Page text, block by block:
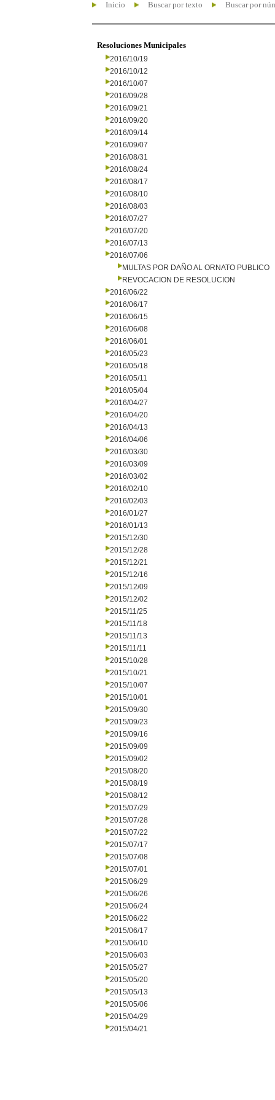
Inicio Buscar por texto Buscar por
Resoluciones Municipales
2016/10/19
2016/10/12
2016/10/07
2016/09/28
2016/09/21
2016/09/20
2016/09/14
2016/09/07
2016/08/31
2016/08/24
2016/08/17
2016/08/10
2016/08/03
2016/07/27
2016/07/20
2016/07/13
2016/07/06
MULTAS POR DAÑO AL ORNATO PUBLICO
REVOCACION DE RESOLUCION
2016/06/22
2016/06/17
2016/06/15
2016/06/08
2016/06/01
2016/05/23
2016/05/18
2016/05/11
2016/05/04
2016/04/27
2016/04/20
2016/04/13
2016/04/06
2016/03/30
2016/03/09
2016/03/02
2016/02/10
2016/02/03
2016/01/27
2016/01/13
2015/12/30
2015/12/28
2015/12/21
2015/12/16
2015/12/09
2015/12/02
2015/11/25
2015/11/18
2015/11/13
2015/11/11
2015/10/28
2015/10/21
2015/10/07
2015/10/01
2015/09/30
2015/09/23
2015/09/16
2015/09/09
2015/09/02
2015/08/20
2015/08/19
2015/08/12
2015/07/29
2015/07/28
2015/07/22
2015/07/17
2015/07/08
2015/07/01
2015/06/29
2015/06/26
2015/06/24
2015/06/22
2015/06/17
2015/06/10
2015/06/03
2015/05/27
2015/05/20
2015/05/13
2015/05/06
2015/04/29
2015/04/21